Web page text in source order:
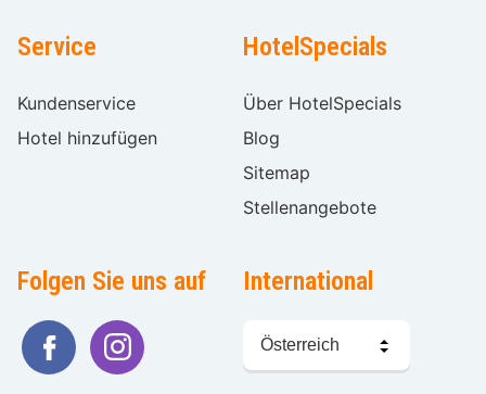
Service
Kundenservice
Hotel hinzufügen
HotelSpecials
Über HotelSpecials
Blog
Sitemap
Stellenangebote
Folgen Sie uns auf International
Sprache
wählen